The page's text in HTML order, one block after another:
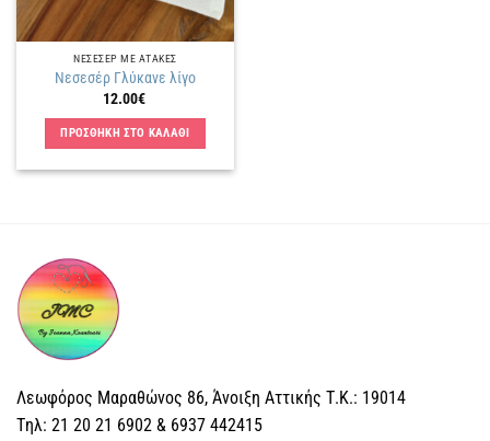
ΝΕΣΕΣΕΡ ΜΕ ΑΤΑΚΕΣ
Νεσεσέρ Γλύκανε λίγο
12.00€
ΠΡΟΣΘΗΚΗ ΣΤΟ ΚΑΛΑΘΙ
Λεωφόρος Μαραθώνος 86, Άνοιξη Αττικής Τ.Κ.: 19014
Tηλ: 21 20 21 6902 & 6937 442415